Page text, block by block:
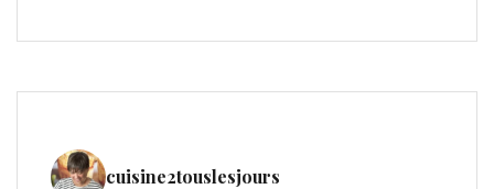
cuisine2touslesjours